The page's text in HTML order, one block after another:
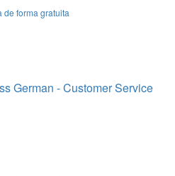
de forma gratuita
German - Customer Service